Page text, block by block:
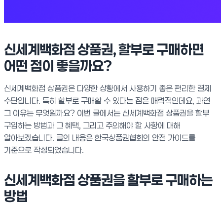
신세계백화점 상품권, 할부로 구매하면
어떤 점이 좋을까요?
신세계백화점 상품권은 다양한 상황에서 사용하기 좋은 편리한 결제
수단입니다. 특히 할부로 구매할 수 있다는 점은 매력적인데요, 과연
그 이유는 무엇일까요? 이번 글에서는 신세계백화점 상품권을 할부
구입하는 방법과 그 혜택, 그리고 주의해야 할 사항에 대해
알아보겠습니다. 글의 내용은 한국상품권협회의 안전 가이드를
기준으로 작성되었습니다.
신세계백화점 상품권을 할부로 구매하는
방법